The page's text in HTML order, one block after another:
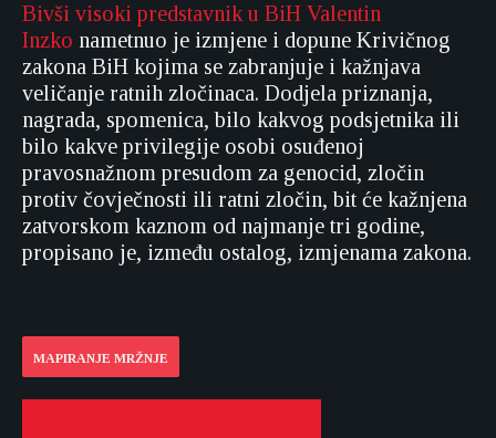
Bivši visoki predstavnik u BiH Valentin
Inzko nametnuo je izmjene i dopune Krivičnog
zakona BiH kojima se zabranjuje i kažnjava
veličanje ratnih zločinaca. Dodjela priznanja,
nagrada, spomenica, bilo kakvog podsjetnika ili
bilo kakve privilegije osobi osuđenoj
pravosnažnom presudom za genocid, zločin
protiv čovječnosti ili ratni zločin, bit će kažnjena
zatvorskom kaznom od najmanje tri godine,
propisano je, između ostalog, izmjenama zakona.
MAPIRANJE MRŽNJE